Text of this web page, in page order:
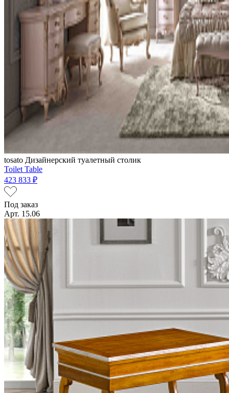
tosato Дизайнерский туалетный столик
Toilet Table
423 833 ₽
Под заказ
Арт. 15.06